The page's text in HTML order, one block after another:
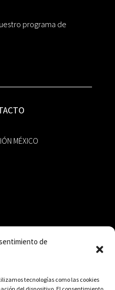
de
tecnologías como las cookies
programa de
MÉXICO